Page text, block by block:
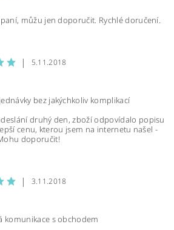
můžu jen doporučit. Rychlé doručení.
| 5.11.2018
bez jakýchkoliv komplikací
druhý den, zboží odpovídalo popisu
cenu, kterou jsem na internetu našel -
doporučit!
| 3.11.2018
komunikace s obchodem